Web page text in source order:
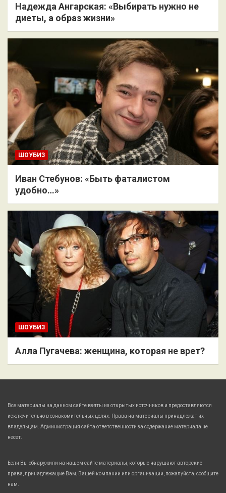
Надежда Ангарская: «Выбирать нужно не
диеты, а образ жизни»
ШОУБИЗ
Иван Стебунов: «Быть фаталистом
удобно…»
ШОУБИЗ
Алла Пугачева: женщина, которая не врет?
Все материалы на данном сайте взяты из открытых источников и предоставляются
исключительно в ознакомительных целях. Права на материалы принадлежат их
владельцам. Администрация сайта ответственности за содержание материала не
несет.
Если Вы обнаружили на нашем сайте материалы, которые нарушают авторские
права, принадлежащие Вам, Вашей компании или организации, пожалуйста, сообщите
нам.